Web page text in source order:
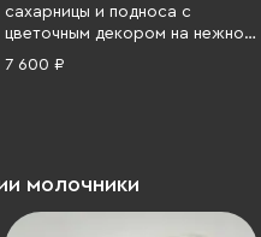
сахарницы и подноса с
цветочным декором на нежно-
фисташковом фоне, фирма
7 600 ₽
молочники